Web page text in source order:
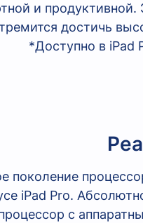
и продуктивной.
достичь
*Доступно в iPad
поколение
iPad Pro.
с